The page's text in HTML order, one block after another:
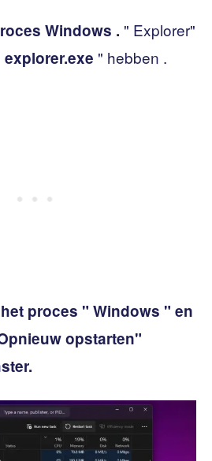
Windows . " Explorer"
explorer.exe " hebben .
proces " Windows " en
opstarten"